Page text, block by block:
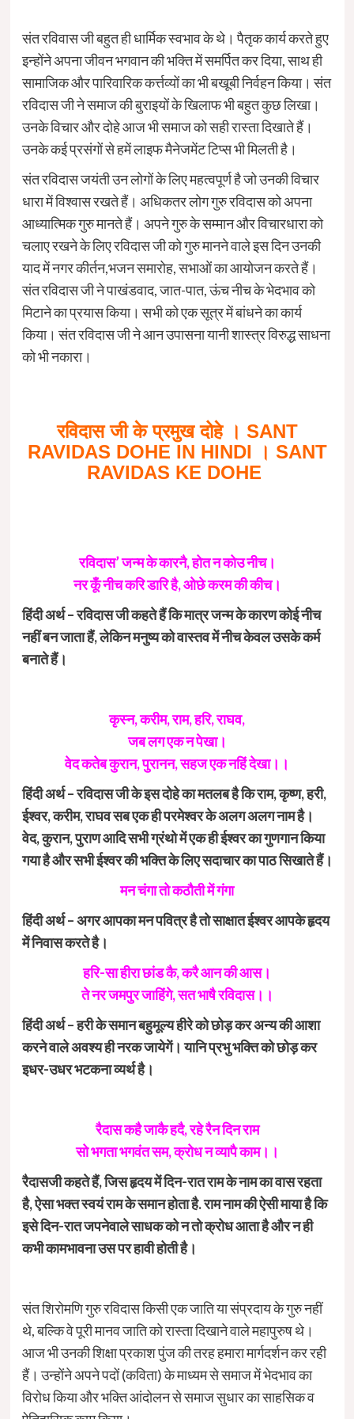
संत रविवास जी बहुत ही धार्मिक स्वभाव के थे। पैतृक कार्य करते हुए
इन्होंने अपना जीवन भगवान की भक्ति में समर्पित कर दिया, साथ ही
सामाजिक और पारिवारिक कर्त्तव्यों का भी बखूबी निर्वहन किया। संत
रविदास जी ने समाज की बुराइयों के खिलाफ भी बहुत कुछ लिखा।
उनके विचार और दोहे आज भी समाज को सही रास्ता दिखाते हैं।
उनके कई प्रसंगों से हमें लाइफ मैनेजमेंट टिप्स भी मिलती है।
संत रविदास जयंती उन लोगों के लिए महत्वपूर्ण है जो उनकी विचार
धारा में विश्वास रखते हैं। अधिकतर लोग गुरु रविदास को अपना
आध्यात्मिक गुरु मानते हैं। अपने गुरु के सम्मान और विचारधारा को
चलाए रखने के लिए रविदास जी को गुरु मानने वाले इस दिन उनकी
याद में नगर कीर्तन,भजन समारोह, सभाओं का आयोजन करते हैं।
संत रविदास जी ने पाखंडवाद, जात-पात, ऊंच नीच के भेदभाव को
मिटाने का प्रयास किया। सभी को एक सूत्र में बांधने का कार्य
किया। संत रविदास जी ने आन उपासना यानी शास्त्र विरुद्ध साधना
को भी नकारा।
रविदास जी के प्रमुख दोहे । SANT
RAVIDAS DOHE IN HINDI । SANT
RAVIDAS KE DOHE
रविदास’ जन्म के कारनै, होत न कोउ नीच।
नर कूँ नीच करि डारि है, ओछे करम की कीच।
हिंदी अर्थ – रविदास जी कहते हैं कि मात्र जन्म के कारण कोई नीच
नहीं बन जाता हैं, लेकिन मनुष्य को वास्तव में नीच केवल उसके कर्म
बनाते हैं।
कृस्न, करीम, राम, हरि, राघव,
जब लग एक न पेखा।
वेद कतेब कुरान, पुरानन, सहज एक नहिं देखा।।
हिंदी अर्थ – रविदास जी के इस दोहे का मतलब है कि राम, कृष्ण, हरी,
ईश्वर, करीम, राघव सब एक ही परमेश्वर के अलग अलग नाम है।
वेद, कुरान, पुराण आदि सभी ग्रंथो में एक ही ईश्वर का गुणगान किया
गया है और सभी ईश्वर की भक्ति के लिए सदाचार का पाठ सिखाते हैं।
मन चंगा तो कठौती में गंगा
हिंदी अर्थ – अगर आपका मन पवित्र है तो साक्षात ईश्वर आपके हृदय
में निवास करते है।
हरि-सा हीरा छांड कै, करै आन की आस।
ते नर जमपुर जाहिंगे, सत भाषै रविदास।।
हिंदी अर्थ – हरी के समान बहुमूल्य हीरे को छोड़ कर अन्य की आशा
करने वाले अवश्य ही नरक जायेगें। यानि प्रभु भक्ति को छोड़ कर
इधर-उधर भटकना व्यर्थ है।
रैदास कहै जाकै हदै, रहे रैन दिन राम
सो भगता भगवंत सम, क्रोध न व्यापै काम।।
रैदासजी कहते हैं, जिस हृदय में दिन-रात राम के नाम का वास रहता
है, ऐसा भक्त स्वयं राम के समान होता है. राम नाम की ऐसी माया है कि
इसे दिन-रात जपनेवाले साधक को न तो क्रोध आता है और न ही
कभी कामभावना उस पर हावी होती है।
संत शिरोमणि गुरु रविदास किसी एक जाति या संप्रदाय के गुरु नहीं
थे, बल्कि वे पूरी मानव जाति को रास्ता दिखाने वाले महापुरुष थे।
आज भी उनकी शिक्षा प्रकाश पुंज की तरह हमारा मार्गदर्शन कर रही
हैं। उन्होंने अपने पदों (कविता) के माध्यम से समाज में भेदभाव का
विरोध किया और भक्ति आंदोलन से समाज सुधार का साहसिक व